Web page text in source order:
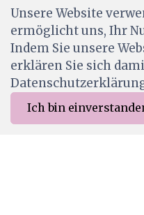
Merkliste
Lilly-Art
CHF 2.00
Ab Lager
Unsere Website
ermöglicht uns, Ihr
Indem Sie unsere
erklären Sie sich
Ich bin